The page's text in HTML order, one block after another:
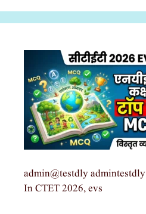
admin@testdly admintestdly
In CTET 2026, evs